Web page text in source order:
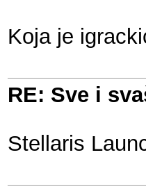
Koja je
RE: Sve i
Stellaris